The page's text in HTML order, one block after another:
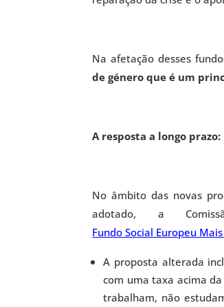
Na afetação desses
de género que é um
A resposta a longo
No âmbito das novas
adotado, a
Fundo Social Europeu Mais
A proposta alterada
com uma taxa acima
trabalham, não